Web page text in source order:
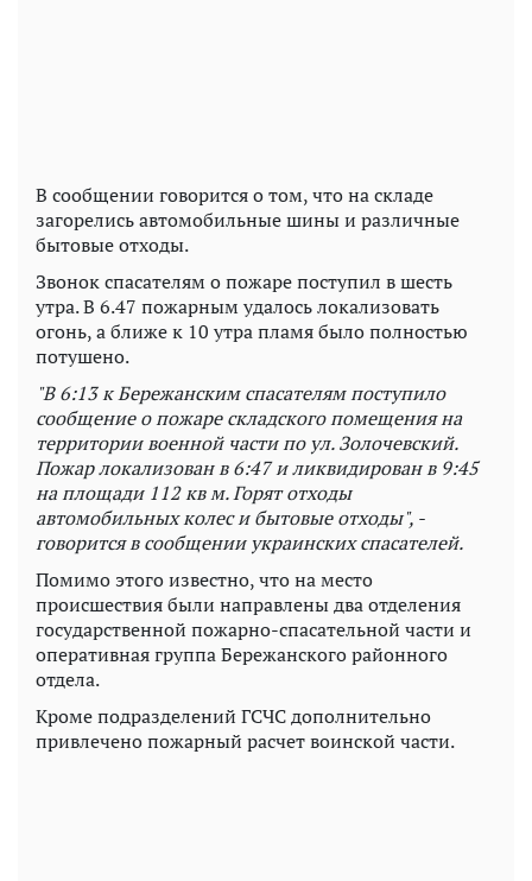
В сообщении говорится о том, что на складе
загорелись автомобильные шины и различные
бытовые отходы.
Звонок спасателям о пожаре поступил в шесть
утра. В 6.47 пожарным удалось локализовать
огонь, а ближе к 10 утра пламя было полностью
потушено.
"В 6:13 к Бережанским спасателям поступило
сообщение о пожаре складского помещения на
территории военной части по ул. Золочевский.
Пожар локализован в 6:47 и ликвидирован в 9:45
на площади 112 кв м. Горят отходы
автомобильных колес и бытовые отходы", -
говорится в сообщении украинских спасателей.
Помимо этого известно, что на место
происшествия были направлены два отделения
государственной пожарно-спасательной части и
оперативная группа Бережанского районного
отдела.
Кроме подразделений ГСЧС дополнительно
привлечено пожарный расчет воинской части.